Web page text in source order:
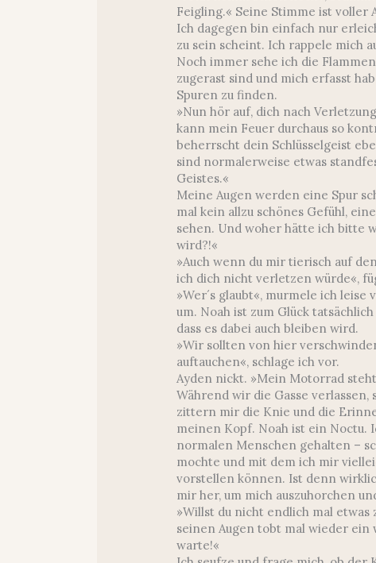
Feigling.« Seine Stimme ist voller
Ich dagegen bin einfach nur
zu sein scheint. Ich rappele mich
Noch immer sehe ich die
zugerast sind und mich erfasst
Spuren zu finden.
»Nun hör auf, dich nach
kann mein Feuer durchaus so
beherrscht dein Schlüsselgeist
sind normalerweise etwas
Geistes.«
Meine Augen werden eine Spur
mal kein allzu schönes Gefühl,
sehen. Und woher hätte ich bitte
wird?!«
»Auch wenn du mir tierisch auf
ich dich nicht verletzen würde«,
»Wer´s glaubt«, murmele ich
um. Noah ist zum Glück
dass es dabei auch bleiben wird.
»Wir sollten von hier
auftauchen«, schlage ich vor.
Ayden nickt. »Mein Motorrad
Während wir die Gasse
zittern mir die Knie und die
meinen Kopf. Noah ist ein Noctu.
normalen Menschen gehalten –
mochte und mit dem ich mir
vorstellen können. Ist denn
mir her, um mich auszuhorchen
»Willst du nicht endlich mal etwas
seinen Augen tobt mal wieder ein
warte!«